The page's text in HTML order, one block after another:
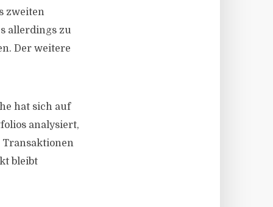
zweiten
allerdings zu
Der weitere
hat sich auf
analysiert,
Transaktionen
bleibt